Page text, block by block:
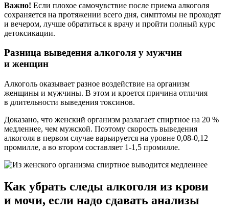
Важно! Если плохое самочувствие после приема алкоголя
сохраняется на протяжении всего дня, симптомы не проходят
и вечером, лучше обратиться к врачу и пройти полный курс
детоксикации.
Разница выведения алкоголя у мужчин
и женщин
Алкоголь оказывает разное воздействие на организм
женщины и мужчины. В этом и кроется причина отличия
в длительности выведения токсинов.
Доказано, что женский организм разлагает спиртное на 20 %
медленнее, чем мужской. Поэтому скорость выведения
алкоголя в первом случае варьируется на уровне 0,08-0,12
промилле, а во втором составляет 1-1,5 промилле.
Как убрать следы алкоголя из крови
и мочи, если надо сдавать анализы